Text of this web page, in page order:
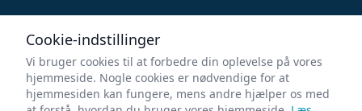
Cookie-indstillinger
Vi bruger cookies til at forbedre din oplevelse på vores
hjemmeside. Nogle cookies er nødvendige for at
hjemmesiden kan fungere, mens andre hjælper os med
Følg os
FacebookInstagram